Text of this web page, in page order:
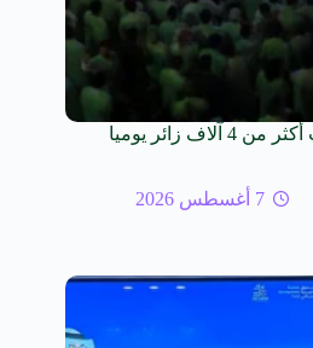
مهرجان صيف بريدة يستقطب أكثر من 4 آلاف زائر يوميا
7 أغسطس 2026